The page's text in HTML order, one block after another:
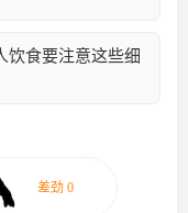
饮食要注意这些细